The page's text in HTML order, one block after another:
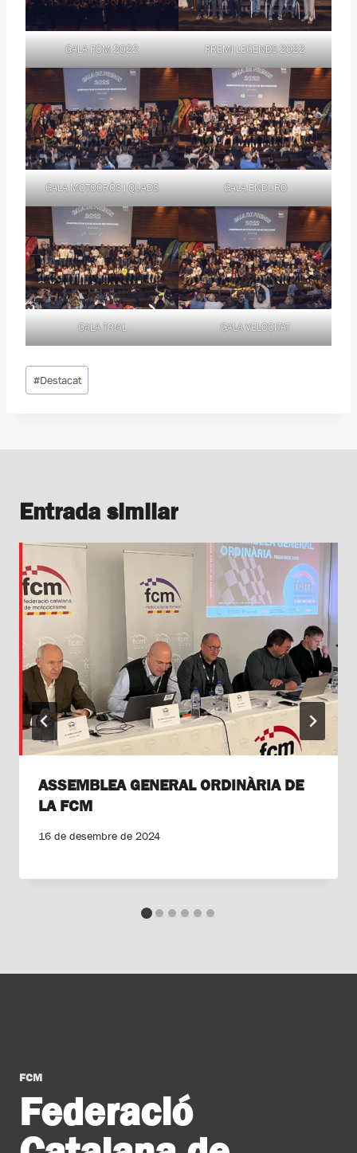
GALA FCM 2022 PREMI LEGENDS 2022
GALA MOTOCRÒS I QUADS GALA ENDURO
GALA TRIAL GALA VELOCITAT
Etiquetes
d'entrada
#Destacat
Entrada similar
ASSEMBLEA GENERAL ORDINÀRIA DE
LA FCM
16 de desembre de 2024
FCM
Federació